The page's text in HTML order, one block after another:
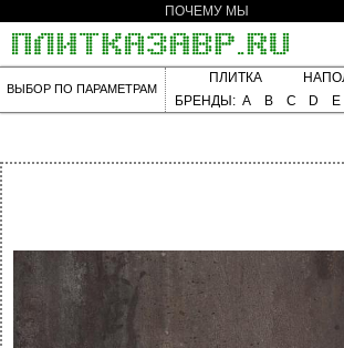
ПОЧЕМУ МЫ
ВЫБОР ПО ПАРАМЕТРАМ
ПЛИТКА
БРЕНДЫ: A B C D E